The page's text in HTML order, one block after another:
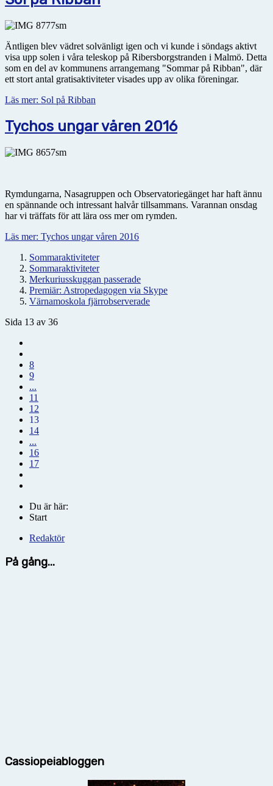
Äntligen blev vädret solvänligt igen och vi kunde i söndags aktivt
visa upp solen i våra teleskop på Ribersborgstranden i Malmö. Detta
som en del av kommunens arrangemang "Sommar på Ribban", där
ett stort antal gratisaktiviteter visades upp av olika föreningar.
Läs mer: Sol på Ribban
Tychos ungar våren 2016
Rymdungarna, Nasagruppen och Observatoriegänget har haft ännu
en spännande och intressant halvår tillsammans. Varannan onsdag
har vi träffats för att lära oss mer om rymden.
Läs mer: Tychos ungar våren 2016
Sommaraktiviteter
Sommaraktiviteter
Merkuriusskuggan passerade
Premiär: Astropedagogen via Skype
Värnamoskola fjärrobserverade
Sida 13 av 36
8
9
...
11
12
13
14
...
16
17
Du är här:
Start
Redaktör
På gång...
Cassiopeiabloggen